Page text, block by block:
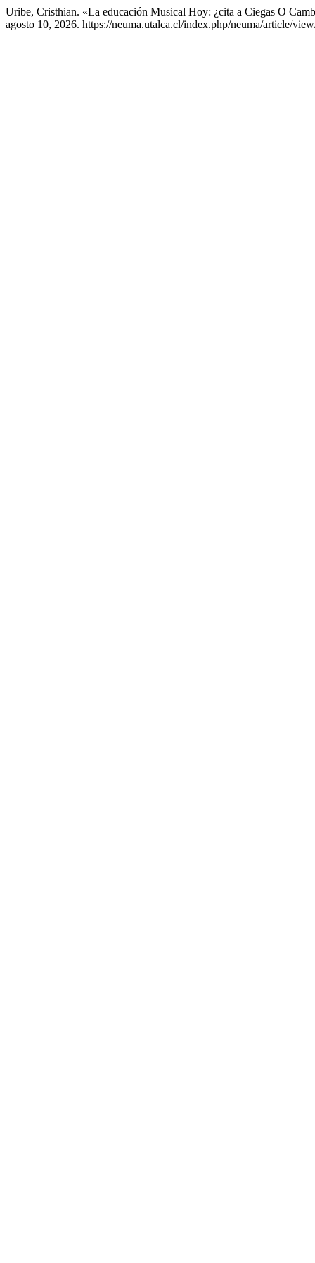
Uribe, Cristhian. «La educación Musical Hoy: ¿cita a Ciegas O
agosto 10, 2026. https://neuma.utalca.cl/index.php/neuma/article/